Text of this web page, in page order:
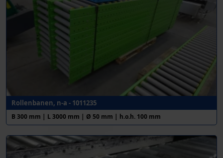
Rollenbanen, n-a - 1011235
B 300 mm | L 3000 mm | Ø 50 mm | h.o.h. 100 mm